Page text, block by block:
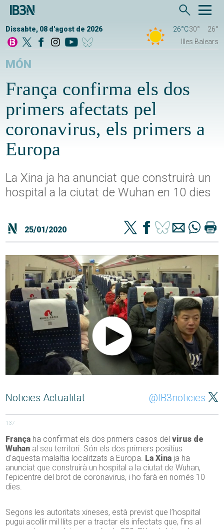
Dissabte, 08 d'agost de 2026 26°C30°
26°
Illes Balears
MÓN
França confirma els dos
primers afectats pel
coronavirus, els primers a
Europa
La Xina ja ha anunciat que construirà un
hospital a la ciutat de Wuhan en 10 dies
25/01/2020
Noticies Actualitat @IB3noticies
137
França ha confirmat els dos primers casos delvirus de
Wuhan al seu territori. Són els dos primers positius
d’aquesta malaltia localitzats a Europa. La Xina ja ha
anunciat que construirà un hospital a la ciutat de Wuhan,
l’epicentre del brot de coronavirus, i ho farà en només 10
dies.
Segons les autoritats xineses, està previst que l’hospital
pugui acollir mil llits per a tractar els infectats que, fins al